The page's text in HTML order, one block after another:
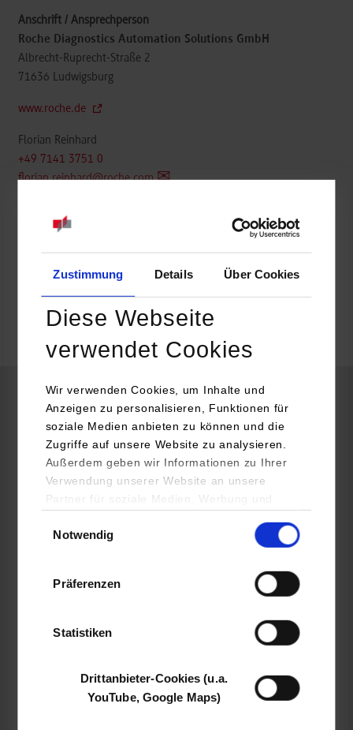
Zustimmung Details Über Cookies
Diese Webseite
verwendet Cookies
Wir verwenden Cookies, um Inhalte und
Anzeigen zu personalisieren, Funktionen für
soziale Medien anbieten zu können und die
Zugriffe auf unsere Website zu analysieren.
Außerdem geben wir Informationen zu Ihrer
Verwendung unserer Website an unsere
Partner für soziale Medien, Werbung und
YouTube, Google Maps) führen diese
Daten zusammen, die Sie ihnen bereitgestellt
haben oder die sie im Rahmen Ihrer Nutzung
Notwendig
Präferenzen
Statistiken
Drittanbieter-Cookies (u.a.
YouTube, Google Maps)
Roche Diagnostics Automation Solutions GmbH
Albrecht-Ruprecht-Straße 2
71636 Ludwigsburg
www.roche.de
Florian Reinhard
+49 7141 3751 0
florian.reinhard@roche.com
https://careers.roche.com/de/de/germany-ludwigsburg-de
Embedded Systems / General Engineering
Roche Diagnostics Automation Solutions GmbH
Albrecht-Ruprecht-Straße 2
71636
Ludwigsburg
www.roche.de
+49 7141 3751 0